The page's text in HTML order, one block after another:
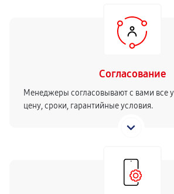
Согласование
Менеджеры согласовывают с вами все
цену, сроки, гарантийные условия.